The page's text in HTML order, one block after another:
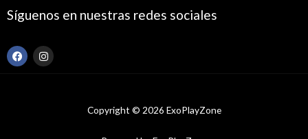
Síguenos en nuestras redes sociales
F
a
I
n
Copyright © 2026 ExoPlayZone